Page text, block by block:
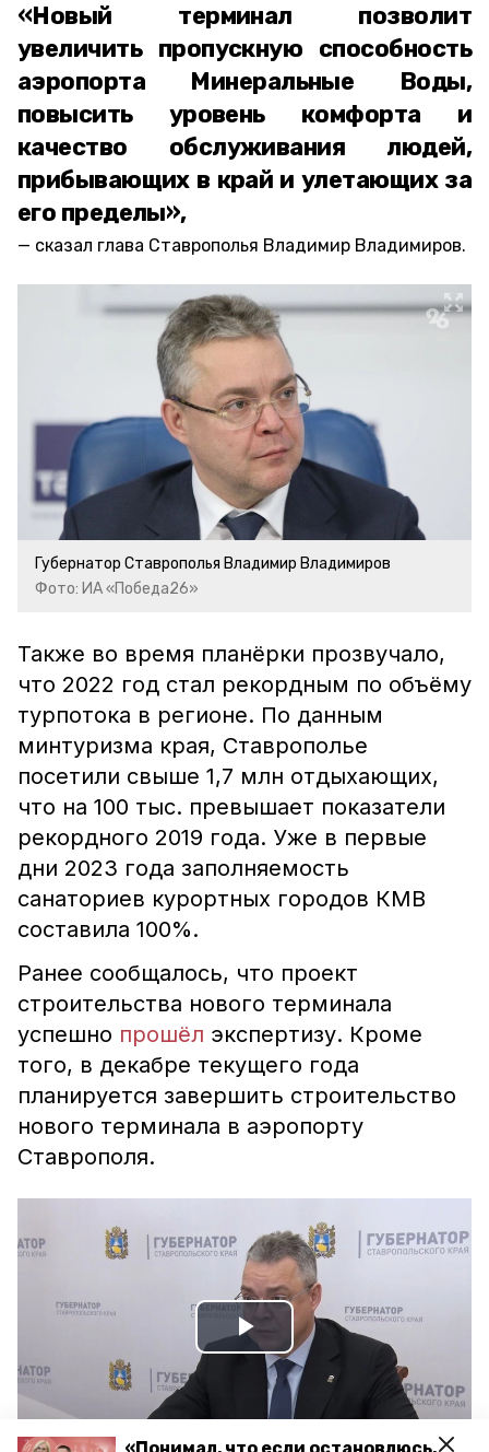
«Новый терминал позволит
увеличить пропускную способность
аэропорта Минеральные Воды,
повысить уровень комфорта и
качество обслуживания людей,
прибывающих в край и улетающих за
его пределы»,
сказал глава Ставрополья Владимир Владимиров.
Губернатор Ставрополья Владимир Владимиров
Фото: ИА «Победа26»
Также во время планёрки прозвучало,
что 2022 год стал рекордным по объёму
турпотока в регионе. По данным
минтуризма края, Ставрополье
посетили свыше 1,7 млн отдыхающих,
что на 100 тыс. превышает показатели
рекордного 2019 года. Уже в первые
дни 2023 года заполняемость
санаториев курортных городов КМВ
составила 100%.
Ранее сообщалось, что проект
строительства нового терминала
успешно прошёл экспертизу. Кроме
того, в декабре текущего года
планируется завершить строительство
нового терминала в аэропорту
Ставрополя.
Play
Video